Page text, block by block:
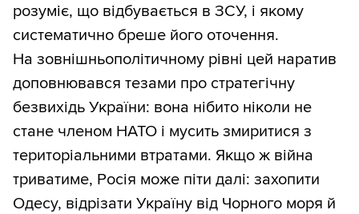
розуміє, що відбувається в ЗСУ, і якому
систематично бреше його оточення.
На зовнішньополітичному рівні цей наратив
доповнювався тезами про стратегічну
безвихідь України: вона нібито ніколи не
стане членом НАТО і мусить змиритися з
територіальними втратами. Якщо ж війна
триватиме, Росія може піти далі: захопити
Одесу, відрізати Україну від Чорного моря й